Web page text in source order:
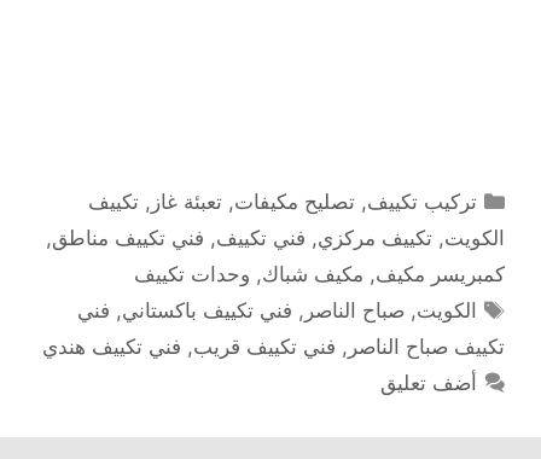
التصنيفات
تركيب تكييف,تصليح مكيفات,تعبئة غاز ,تكييف
الكويت, تكييف مركزي, فني تكييف, فني تكييف مناطق,
كمبريسر مكيف, مكيف شباك, وحدات تكييف
الوسوم
الكويت, صباح الناصر , فني تكييف باكستاني, فني
تكييف صباح الناصر , فني تكييف قريب, فني تكييف هندي
أضف تعليق